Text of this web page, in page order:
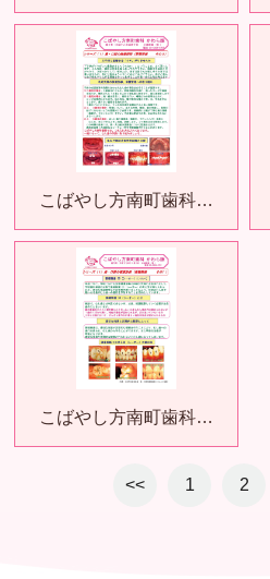
こばやし方南町歯科…
こばやし方南町歯科…
<< 1 2